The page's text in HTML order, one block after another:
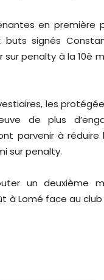
en première
buts signés
sur penalty à la 10è
les
de plus
parvenir à
sur penalty.
un deuxième
à Lomé face au